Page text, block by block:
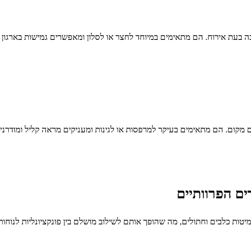
בעת אירוח. הם מתאימים במיוחד לחצר או לסלון ומאפשרים גמישות בארגון
מקום. הם מתאימים בעיקר למרפסות או לגינות ומעניקים מראה קליל
הפרוותיים
כלבים וחתולים, מה שהופך אותם לשילוב מושלם בין פונקציונליות